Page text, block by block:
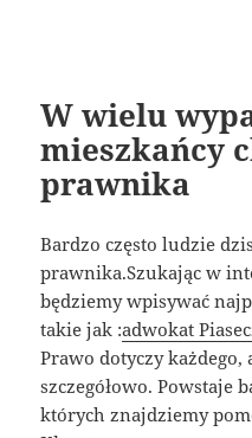
W wielu
mieszkańcy
prawnika
Bardzo często ludzie
prawnika.Szukając w
będziemy wpisywać
takie jak :adwokat
Prawo dotyczy
szczegółowo. Powstaje
których znajdziemy